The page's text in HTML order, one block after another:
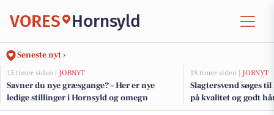
VORES Hornsyld
Seneste nyt ›
15 timer siden | JOBNYT
Savner du nye græsgange? - Her er nye
ledige stillinger i Hornsyld og omegn
18 timer siden | JOBNYT
Slagtersvend søges
på kvalitet og godt